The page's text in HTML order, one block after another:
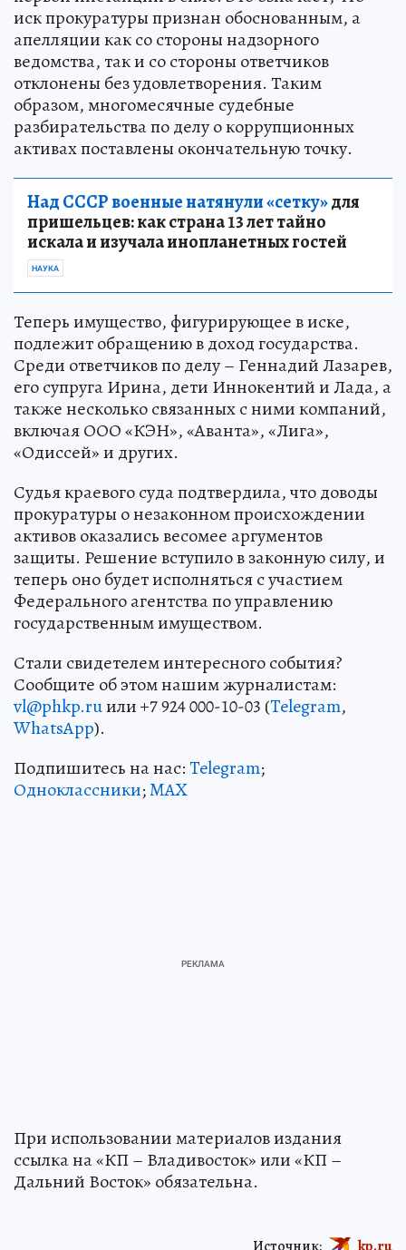
иск прокуратуры признан обоснованным, а
апелляции как со стороны надзорного
ведомства, так и со стороны ответчиков
отклонены без удовлетворения. Таким
образом, многомесячные судебные
разбирательства по делу о коррупционных
активах поставлены окончательную точку.
Над СССР военные натянули «сетку»для
пришельцев: как страна 13 лет тайно
искала и изучала инопланетных гостей
НАУКА
Теперь имущество, фигурирующее в иске,
подлежит обращению в доход государства.
Среди ответчиков по делу – Геннадий Лазарев,
его супруга Ирина, дети Иннокентий и Лада, а
также несколько связанных с ними компаний,
включая ООО «КЭН», «Аванта», «Лига»,
«Одиссей» и других.
Судья краевого суда подтвердила, что доводы
прокуратуры о незаконном происхождении
активов оказались весомее аргументов
защиты. Решение вступило в законную силу, и
теперь оно будет исполняться с участием
Федерального агентства по управлению
государственным имуществом.
Стали свидетелем интересного события?
Сообщите об этом нашим журналистам:
vl@phkp.ruили +7 924 000-10-03 (Telegram,
WhatsApp).
Подпишитесь на нас:Telegram;
Одноклассники;MAX
При использовании материалов издания
ссылка на «КП – Владивосток» или «КП –
Дальний Восток» обязательна.
Источник: kp.ru